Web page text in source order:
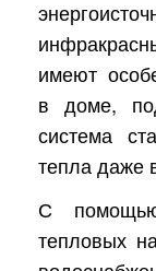
имеют
в доме,
система
тепла даже
С
тепловых